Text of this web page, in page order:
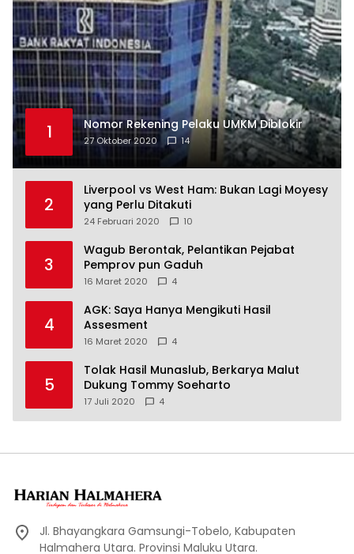
1 Nomor Rekening Pelaku UMKM Diblokir
27 Oktober 2020 14
2
Liverpool vs West Ham: Bukan Lagi Moyesy
yang Perlu Ditakuti
24 Februari 2020 10
3
Wagub Berontak, Pelantikan Pejabat
Pemprov pun Gaduh
16 Maret 2020 4
4
AGK: Saya Hanya Mengikuti Hasil
Assesment
16 Maret 2020 4
5
Tolak Hasil Munaslub, Berkarya Malut
Dukung Tommy Soeharto
17 Juli 2020 4
Jl. Bhayangkara Gamsungi-Tobelo, Kabupaten
Halmahera Utara. Provinsi Maluku Utara.